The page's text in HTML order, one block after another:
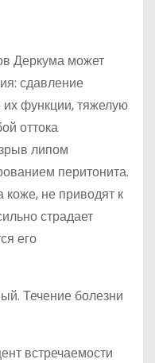
Деркума может
сдавление
функции, тяжелую
оттока
липом
перитонита.
не приводят к
страдает
его
Течение болезни
встречаемости